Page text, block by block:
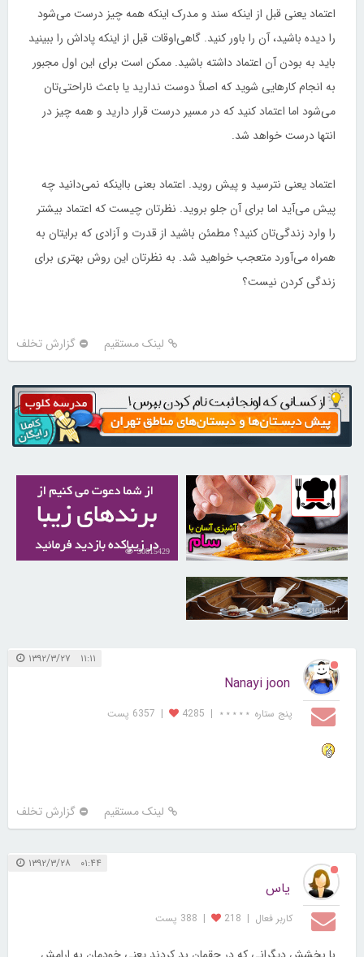
اعتماد یعنی قبل از اینکه سند و مدرک اینکه همه چیز درست می‌شود
را دیده باشید، آن را باور کنید. گاهی‌اوقات قبل از اینکه پاداش را ببینید
باید به بودن آن اعتماد داشته باشید. ممکن است برای این اول مجبور
به انجام کارهایی شوید که اصلاً دوست ندارید یا باعث ناراحتی‌تان
می‌شود اما اعتماد کنید که در مسیر درست قرار دارید و همه چیز در
انتها درست خواهد شد.
اعتماد یعنی نترسید و پیش روید. اعتماد بعنی بااینکه نمی‌دانید چه
پیش می‌آید اما برای آن جلو بروید. نظرتان چیست که اعتماد بیشتر
را وارد زندگی‌تان کنید؟ مطمئن باشید از قدرت و آزادی که برایتان به
همراه می‌آورد متعجب خواهید شد. به نظرتان این روش بهتری برای
زندگی کردن نیست؟
لینک مستقیم گزارش تخلف
30254297
30815429
31039454
۱۱:۱۱ ۱۳۹۲/۳/۲۷
Nanayi joon
پنج ستاره ⋆⋆⋆⋆⋆ |
4285
| 6357 پست
لینک مستقیم گزارش تخلف
۰۱:۴۴ ۱۳۹۲/۳/۲۸
یاس
کاربر فعال |
218
| 388 پست